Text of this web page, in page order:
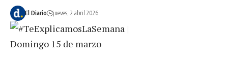
El Diario jueves, 2 abril 2026